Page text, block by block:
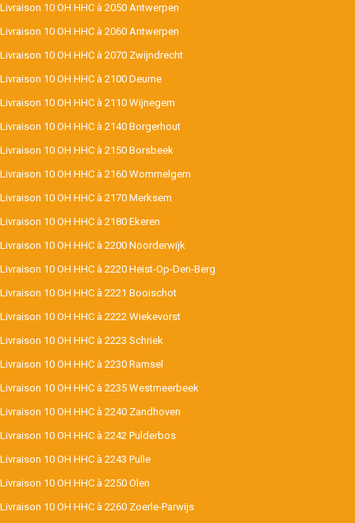
Livraison 10 OH HHC à 2050 Antwerpen
Livraison 10 OH HHC à 2060 Antwerpen
Livraison 10 OH HHC à 2070 Zwijndrecht
Livraison 10 OH HHC à 2100 Deurne
Livraison 10 OH HHC à 2110 Wijnegem
Livraison 10 OH HHC à 2140 Borgerhout
Livraison 10 OH HHC à 2150 Borsbeek
Livraison 10 OH HHC à 2160 Wommelgem
Livraison 10 OH HHC à 2170 Merksem
Livraison 10 OH HHC à 2180 Ekeren
Livraison 10 OH HHC à 2200 Noorderwijk
Livraison 10 OH HHC à 2220 Heist-Op-Den-Berg
Livraison 10 OH HHC à 2221 Booischot
Livraison 10 OH HHC à 2222 Wiekevorst
Livraison 10 OH HHC à 2223 Schriek
Livraison 10 OH HHC à 2230 Ramsel
Livraison 10 OH HHC à 2235 Westmeerbeek
Livraison 10 OH HHC à 2240 Zandhoven
Livraison 10 OH HHC à 2242 Pulderbos
Livraison 10 OH HHC à 2243 Pulle
Livraison 10 OH HHC à 2250 Olen
Livraison 10 OH HHC à 2260 Zoerle-Parwijs